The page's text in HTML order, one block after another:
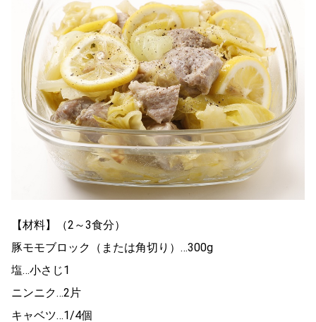
【材料】（2～3食分）
豚モモブロック（または角切り）…300g
塩…小さじ1
ニンニク…2片
キャベツ…1/4個